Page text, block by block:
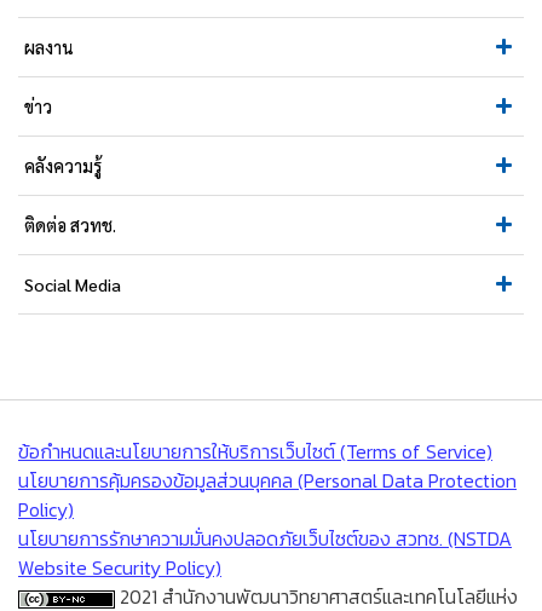
ผลงาน
ข่าว
คลังความรู้
ติดต่อ สวทช.
Social Media
ข้อกำหนดและนโยบายการให้บริการเว็บไซต์ (Terms of Service)
นโยบายการคุ้มครองข้อมูลส่วนบุคคล (Personal Data Protection
Policy)
นโยบายการรักษาความมั่นคงปลอดภัยเว็บไซต์ของ สวทช. (NSTDA
Website Security Policy)
2021 สำนักงานพัฒนาวิทยาศาสตร์และเทคโนโลยีแห่ง